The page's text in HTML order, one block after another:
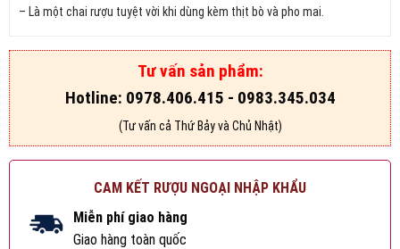
– Là một chai rượu tuyệt vời khi dùng kèm thịt bò và pho mai.
Tư vấn sản phẩm:
Hotline: 0978.406.415 - 0983.345.034
(Tư vấn cả Thứ Bảy và Chủ Nhật)
CAM KẾT RƯỢU NGOẠI NHẬP KHẨU
Miễn phí giao hàng
Giao hàng toàn quốc